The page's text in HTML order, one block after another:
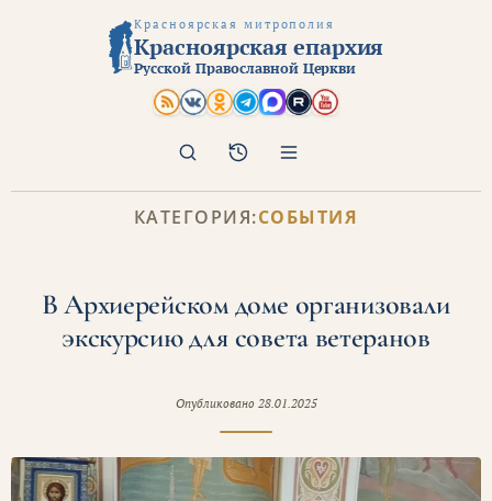
Красноярская митрополия
Красноярская епархия
Русской Православной Церкви
Архив
Поиск
КАТЕГОРИЯ:СОБЫТИЯ
В Архиерейском доме организовали
экскурсию для совета ветеранов
Опубликовано 28.01.2025